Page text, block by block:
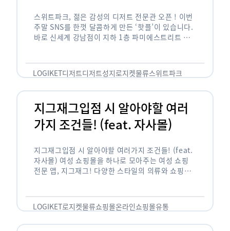
스위트파크, 젊은 감성의 디저트 전문관 오픈 ! 이번
주말 SNS를 한껏 달콤하게 만든 ‘핫플’이 있습니다.
바로 신세계 강남점이 지하 1층 파미에스트리트 분
LOGIKET디저트디저트성지로지켓물류스위트파크
지그재그입점 시 알아야할 여러
가지 조건들! (feat. 자사몰)
지그재그입점 시 알아야할 여러가지 조건들! (feat.
자사몰) 여성 쇼핑몰을 하나로 모아주는 여성 쇼핑
전문 앱, 지그재그! 다양한 스타일의 의류와 쇼핑몰
LOGIKET로지켓물류쇼핑몰온라인쇼핑몰유통